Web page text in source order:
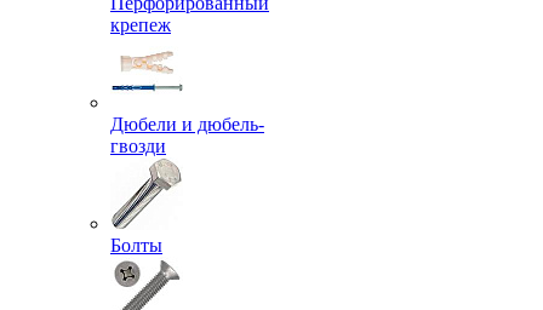
крепеж
Дюбели и дюбель-
гвозди
Болты